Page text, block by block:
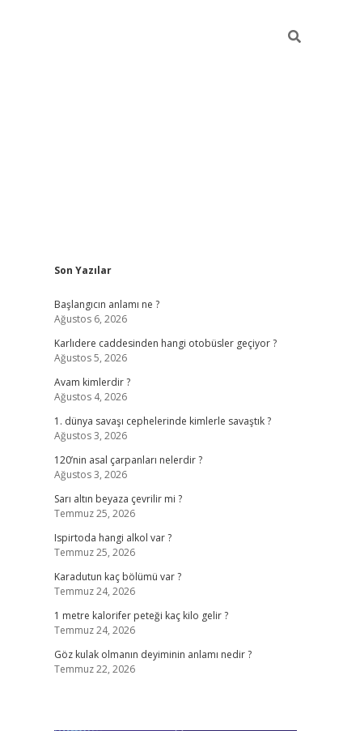
Sidebar
Son Yazılar
Başlangıcın anlamı ne ?
Ağustos 6, 2026
Karlıdere caddesinden hangi otobüsler geçiyor ?
Ağustos 5, 2026
Avam kimlerdir ?
Ağustos 4, 2026
1. dünya savaşı cephelerinde kimlerle savaştık ?
Ağustos 3, 2026
120’nin asal çarpanları nelerdir ?
Ağustos 3, 2026
Sarı altın beyaza çevrilir mi ?
Temmuz 25, 2026
Ispirtoda hangi alkol var ?
Temmuz 25, 2026
Karadutun kaç bölümü var ?
Temmuz 24, 2026
1 metre kalorifer peteği kaç kilo gelir ?
Temmuz 24, 2026
Göz kulak olmanın deyiminin anlamı nedir ?
Temmuz 22, 2026
betexper giriş